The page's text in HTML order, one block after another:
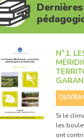
N°1.
Si le
les
ont